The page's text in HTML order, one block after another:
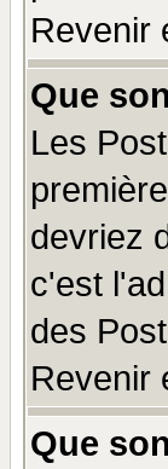
Revenir
Que
Les
devriez
c'est
des
Revenir
Que